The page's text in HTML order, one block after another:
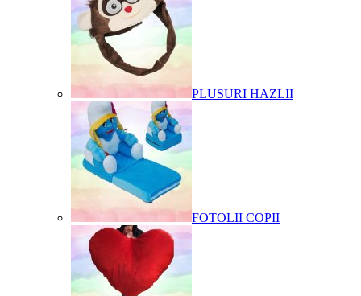
PLUSURI HAZLII
FOTOLII COPII